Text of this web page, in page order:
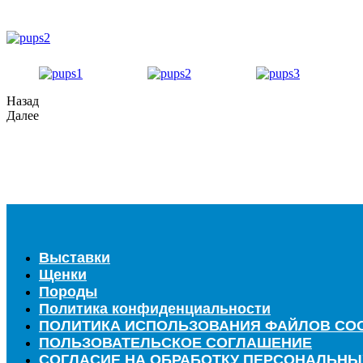
Назад
Далее
Выставки
Щенки
Породы
Политика конфиденциальности
ПОЛИТИКА ИСПОЛЬЗОВАНИЯ ФАЙЛОВ
ПОЛЬЗОВАТЕЛЬСКОЕ СОГЛАШЕНИЕ
СОГЛАСИЕ НА ОБРАБОТКУ